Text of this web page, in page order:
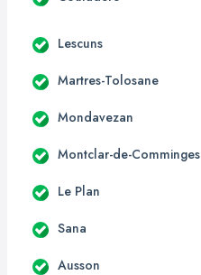
Lescuns
Martres-Tolosane
Mondavezan
Montclar-de-Comminges
Le Plan
Sana
Ausson